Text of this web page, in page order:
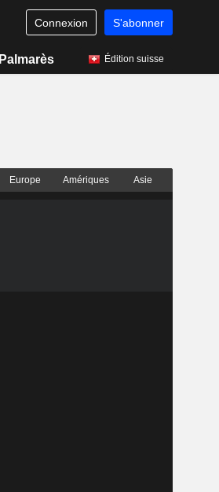
Connexion S'abonner
Palmarès Édition suisse
Europe Amériques Asie